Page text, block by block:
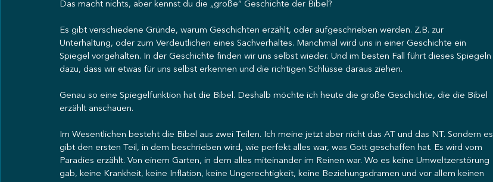
Das macht nichts, aber kennst du die „große“ Geschichte der Bibel?
Es gibt verschiedene Gründe, warum Geschichten erzählt, oder aufgeschrieben werden. Z.B. zur
Unterhaltung, oder zum Verdeutlichen eines Sachverhaltes. Manchmal wird uns in einer Geschichte ein
Spiegel vorgehalten. In der Geschichte finden wir uns selbst wieder. Und im besten Fall führt dieses Spiegeln
dazu, dass wir etwas für uns selbst erkennen und die richtigen Schlüsse daraus ziehen.
Genau so eine Spiegelfunktion hat die Bibel. Deshalb möchte ich heute die große Geschichte, die die Bibel
erzählt anschauen.
Im Wesentlichen besteht die Bibel aus zwei Teilen. Ich meine jetzt aber nicht das AT und das NT. Sondern es
gibt den ersten Teil, in dem beschrieben wird, wie perfekt alles war, was Gott geschaffen hat. Es wird vom
Paradies erzählt. Von einem Garten, in dem alles miteinander im Reinen war. Wo es keine Umweltzerstörung
gab, keine Krankheit, keine Inflation, keine Ungerechtigkeit, keine Beziehungsdramen und vor allem keinen